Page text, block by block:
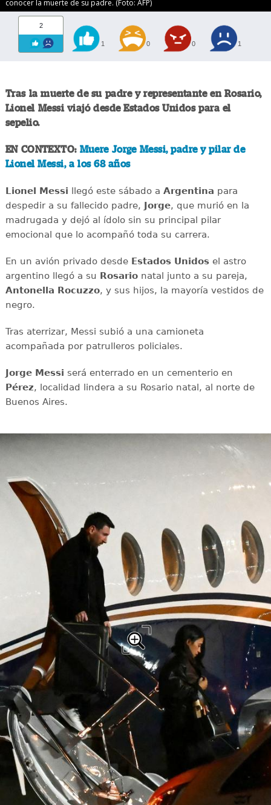
conocer la muerte de su padre. (Foto: AFP)
2
1 0 0 1
Tras la muerte de su padre y representante en Rosario,
Lionel Messiviajó desde Estados Unidos para el
sepelio.
EN CONTEXTO: Muere Jorge Messi, padre y pilar de
Lionel Messi, a los 68 años
Lionel Messi llegó este sábado a Argentina para
despedir a su fallecido padre, Jorge, que murió en la
madrugada y dejó al ídolo sin su principal pilar
emocional que lo acompañó toda su carrera.
En un avión privado desdeEstados Unidosel astro
argentino llegó a su Rosarionatal junto a su pareja,
Antonella Rocuzzo, y sus hijos, la mayoría vestidos de
negro.
Tras aterrizar, Messi subió a una camioneta
acompañada por patrulleros policiales.
Jorge Messi será enterrado en un cementerio en
Pérez, localidad lindera a su Rosario natal, al norte de
Buenos Aires.